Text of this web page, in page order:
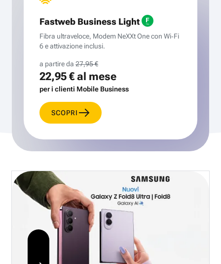
Fastweb Business Light
Fibra ultraveloce, Modem NeXXt One con Wi‑Fi
6 e attivazione inclusi.
a partire da 27,95 €
22,95 €al mese
per i clienti Mobile Business
SCOPRI